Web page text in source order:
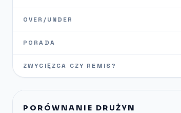
OVER/UNDER
PORADA
ZWYCIĘZCA CZY REMIS?
PORÓWNANIE DRUŻYN